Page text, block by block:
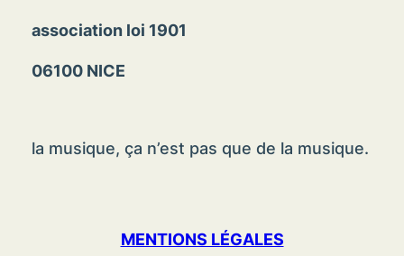
association loi 1901
06100 NICE
la musique, ça n’est pas que de la musique.
MENTIONS LÉGALES